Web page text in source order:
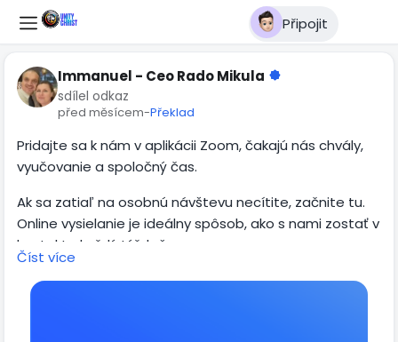
Připojit
Immanuel - Ceo Rado Mikula
sdílel odkaz
před měsícem-Překlad
Pridajte sa k nám v aplikácii Zoom, čakajú nás chvály,
vyučovanie a spoločný čas.
Ak sa zatiaľ na osobnú návštevu necítite, začnite tu.
Online vysielanie je ideálny spôsob, ako s nami zostať v
kontakte každý týždeň.
Číst více